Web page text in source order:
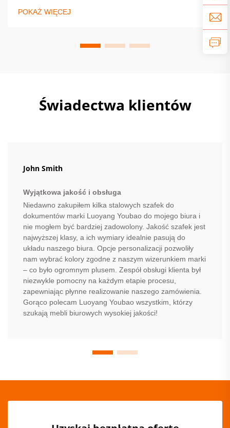
Idealne dla małych biur i domów. Dowiedz się więcej.
POKAŻ WIĘCEJ
Świadectwa klientów
John Smith
Wyjątkowa jakość i obsługa
Niedawno zakupiłem kilka stalowych szafek do
dokumentów marki Luoyang Youbao do mojego biura i
nie mogłem być bardziej zadowolony. Jakość szafek jest
najwyższej klasy, a ich wymiary idealnie pasują do
układu naszego biura. Opcje personalizacji pozwoliły
nam wybrać kolory zgodne z naszym wizerunkiem marki
– co było ogromnym plusem. Zespół obsługi klienta był
niezwykle pomocny na każdym etapie procesu,
zapewniając płynne realizowanie naszego zamówienia.
Gorąco polecam Luoyang Youbao wszystkim, którzy
szukają mebli biurowych wysokiej jakości!